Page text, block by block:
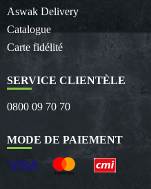
Aswak Delivery
Catalogue
Carte fidélité
SERVICE CLIENTÈLE
0800 09 70 70
MODE DE PAIEMENT